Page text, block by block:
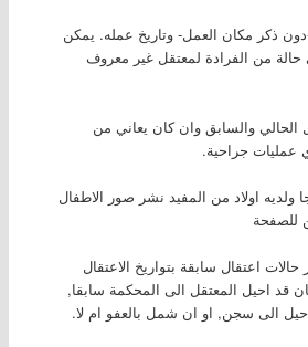
-دون ذكر مكان العمل- وتاريخ عمله. يمكن
حالة من الفرادة لمعتقل غير معروف
الحالي والسابق وان كان يعاني من
جراحية.
ولديه اولاد من المفيد نشر صور الاطفال
للصفحة
اعتقال سابقة بتواريخ الاعتقال
قد احيل المعتقل الى المحكمة سابقا,
الى سجن, او ان شمل بالعفو ام لا.